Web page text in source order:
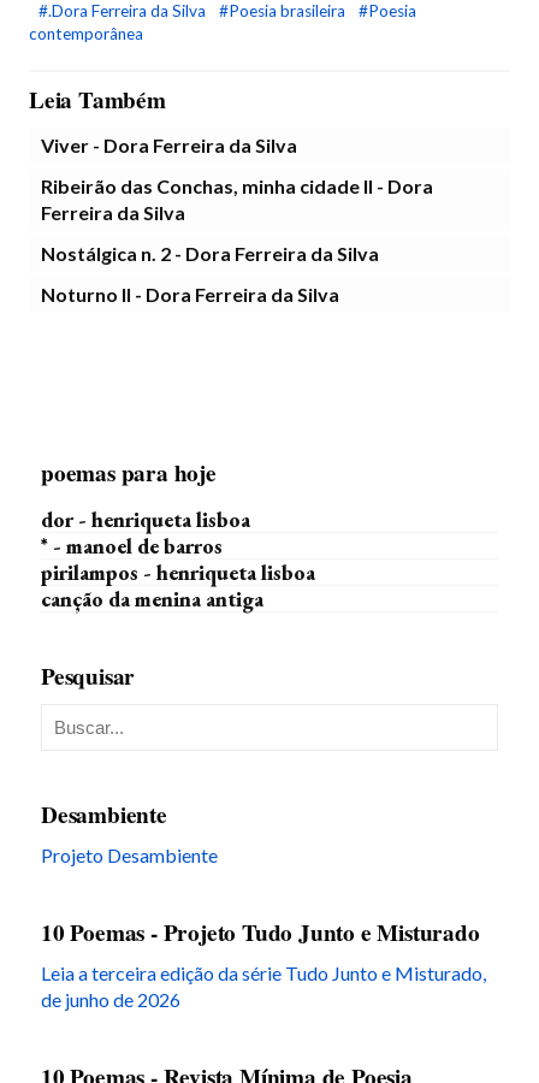
#.Dora Ferreira da Silva #Poesia brasileira
#Poesia
contemporânea
Leia Também
Viver - Dora Ferreira da Silva
Ribeirão das Conchas, minha cidade II - Dora
Ferreira da Silva
Nostálgica n. 2 - Dora Ferreira da Silva
Noturno II - Dora Ferreira da Silva
poemas para hoje
dor - henriqueta lisboa
* - manoel de barros
pirilampos - henriqueta lisboa
canção da menina antiga
Pesquisar
Desambiente
Projeto Desambiente
10 Poemas - Projeto Tudo Junto e Misturado
Leia a terceira edição da série Tudo Junto e Misturado,
de junho de 2026